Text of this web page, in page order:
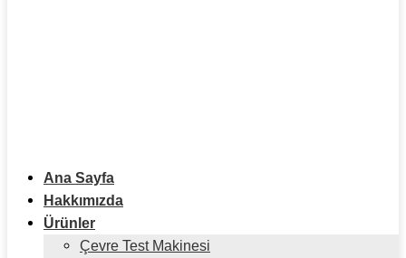
Ana Sayfa
Hakkımızda
Ürünler
Çevre Test Makinesi